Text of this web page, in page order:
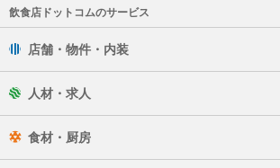
飲食店ドットコムのサービス
店舗・物件・内装
人材・求人
食材・厨房